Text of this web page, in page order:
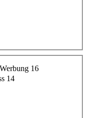
16
14